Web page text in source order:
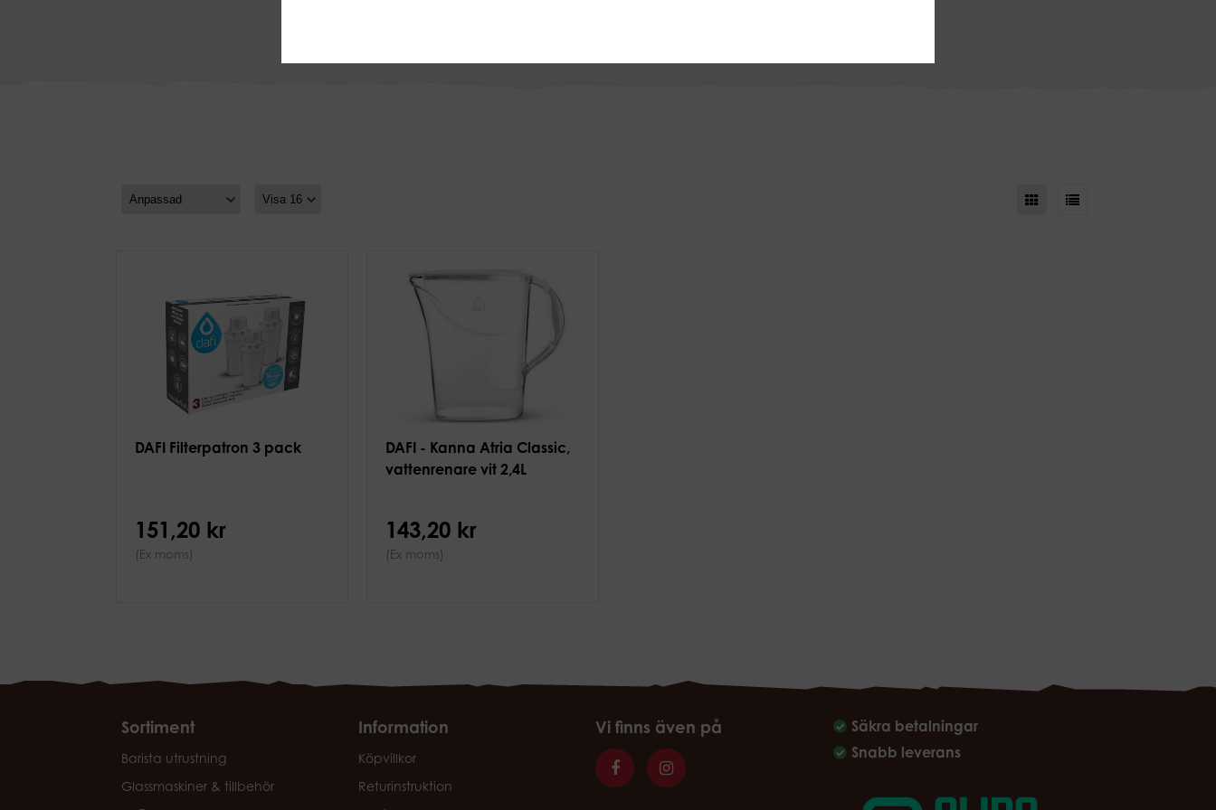
DAFI Filterpatron 3 pack
151,20 kr
(Ex moms)
DAFI - Kanna Atria Classic,
vattenrenare vit 2,4L
143,20 kr
(Ex moms)
Sortiment
Barista utrustning
Glassmaskiner & tillbehör
Information
Köpvillkor
Returinstruktion
Vi finns även på
Säkra betalningar
Snabb leverans